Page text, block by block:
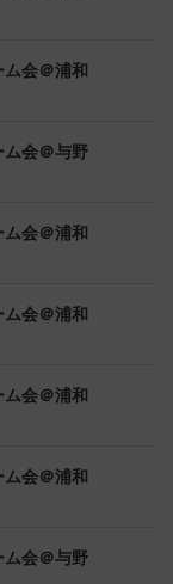
会＠浦和
ム会＠与野
会＠浦和
会＠浦和
会＠浦和
会＠浦和
ム会＠与野